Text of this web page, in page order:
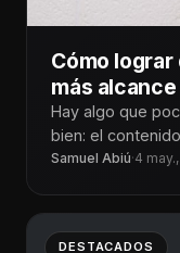
Cómo
más
Hay algo que
bien: el contenido que ya
generan
Samuel Abiú·4
DESTACADOS